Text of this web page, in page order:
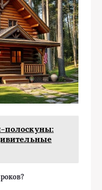
полоскуны: